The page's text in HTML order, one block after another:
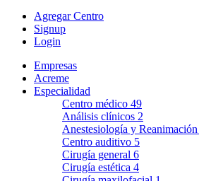
Agregar Centro
Signup
Login
Empresas
Acreme
Especialidad
Centro médico 49
Análisis clínicos 2
Anestesiología y Reanimación
Centro auditivo 5
Cirugía general 6
Cirugía estética 4